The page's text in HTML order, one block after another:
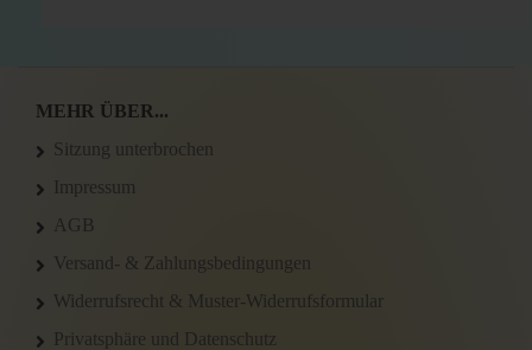
MEHR ÜBER...
Sitzung unterbrochen
Impressum
AGB
Versand- & Zahlungsbedingungen
Widerrufsrecht & Muster-Widerrufsformular
Privatsphäre und Datenschutz